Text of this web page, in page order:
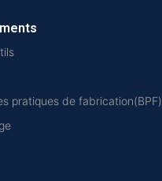
pratiques de fabrication(BPF)